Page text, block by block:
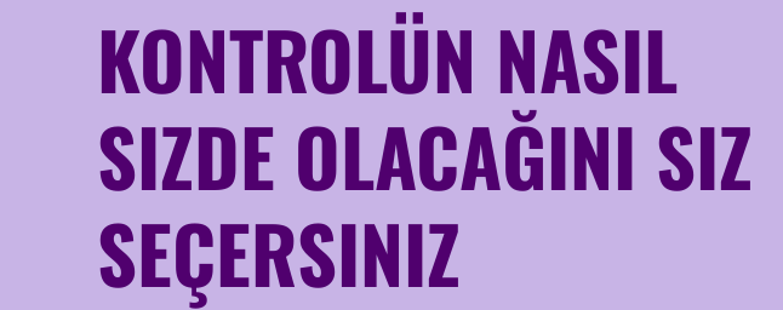
KONTROLÜN NASIL
SIZDE OLACAĞINI SIZ
SEÇERSINIZ